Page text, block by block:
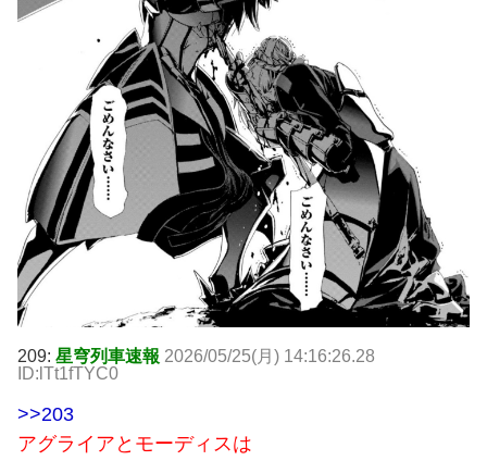
209: 星穹列車速報 2026/05/25(月) 14:16:26.28
ID:lTt1fTYC0
>>203
アグライアとモーディスは